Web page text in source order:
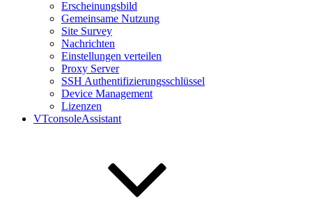
Erscheinungsbild
Gemeinsame Nutzung
Site Survey
Nachrichten
Einstellungen verteilen
Proxy Server
SSH Authentifizierungsschlüssel
Device Management
Lizenzen
VTconsoleAssistant